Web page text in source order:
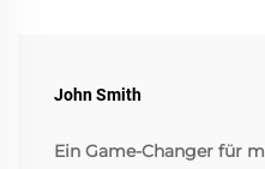
John Smith
Ein Game-Changer für